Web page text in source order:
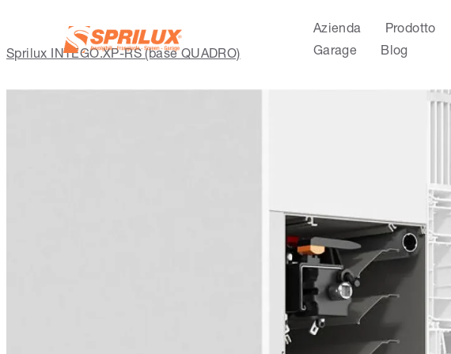
Azienda Prodotto
Garage
Blog
Sprilux INTEGO.XP-RS (base QUADRO)